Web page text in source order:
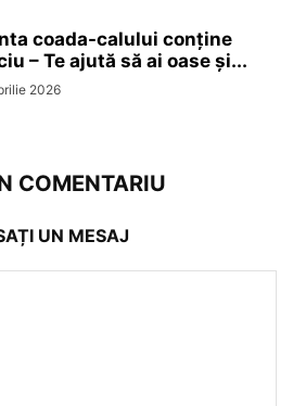
coada-calului conține
– Te ajută să ai oase și...
2026
COMENTARIU
UN MESAJ